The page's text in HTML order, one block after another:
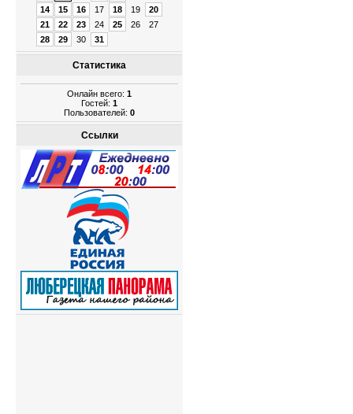
14
15 16 17 18 19
20
21
22 23 24 25 26
27
28
29 30 31
Статистика
Онлайн всего: 1
Гостей: 1
Пользователей: 0
Ссылки